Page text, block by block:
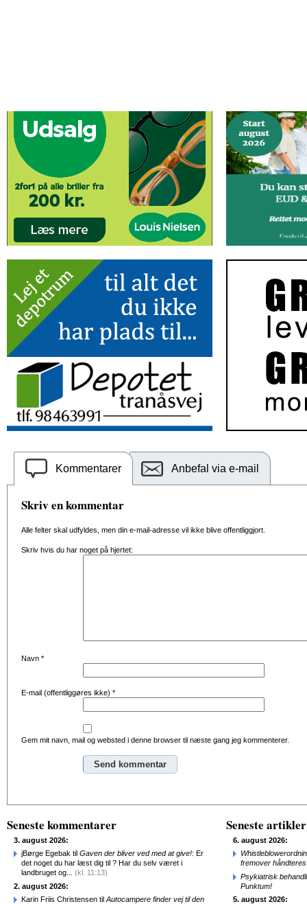
Kommentarer Anbefal via e-mail
Skriv en kommentar
Alle felter skal udfyldes, men din e-mail-adresse vil ikke blive offentliggjort.
Skriv hvis du har noget på hjertet:
Navn *
E-mail (offentliggøres ikke) *
Gem mit navn, mail og websted i denne browser til næste gang jeg kommenterer.
Seneste kommentarer
3. august 2026:
jBørge Egebak til Gaven der bliver ved med at give!: Er
det noget du har læst dig til ? Har du selv været i
landbruget og... (kl. 11:13)
2. august 2026:
Karin Friis Christensen til Autocampere finder vej til den
Seneste artikler
6. august 2026:
fremover
Psykiatrisk
Punktum!
5. august 2026: